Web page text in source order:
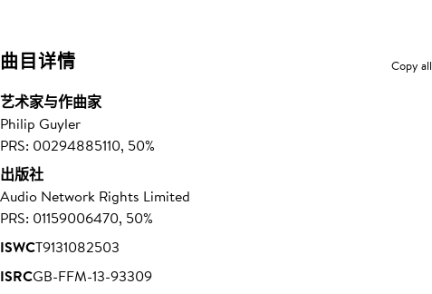
曲目详情 Copy all
艺术家与作曲家
Philip Guyler
PRS: 00294885110, 50%
出版社
Audio Network Rights Limited
PRS: 01159006470, 50%
ISWCT9131082503
ISRCGB-FFM-13-93309